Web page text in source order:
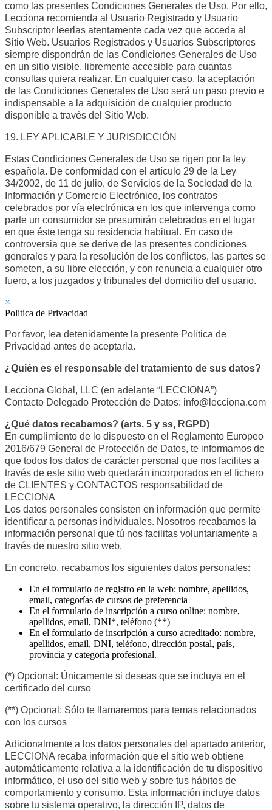
como las presentes Condiciones Generales de Uso. Por ello,
Lecciona recomienda al Usuario Registrado y Usuario
Subscriptor leerlas atentamente cada vez que acceda al
Sitio Web. Usuarios Registrados y Usuarios Subscriptores
siempre dispondrán de las Condiciones Generales de Uso
en un sitio visible, libremente accesible para cuantas
consultas quiera realizar. En cualquier caso, la aceptación
de las Condiciones Generales de Uso será un paso previo e
indispensable a la adquisición de cualquier producto
disponible a través del Sitio Web.
19. LEY APLICABLE Y JURISDICCIÓN
Estas Condiciones Generales de Uso se rigen por la ley
española. De conformidad con el artículo 29 de la Ley
34/2002, de 11 de julio, de Servicios de la Sociedad de la
Información y Comercio Electrónico, los contratos
celebrados por vía electrónica en los que intervenga como
parte un consumidor se presumirán celebrados en el lugar
en que éste tenga su residencia habitual. En caso de
controversia que se derive de las presentes condiciones
generales y para la resolución de los conflictos, las partes se
someten, a su libre elección, y con renuncia a cualquier otro
fuero, a los juzgados y tribunales del domicilio del usuario.
×
Politica de Privacidad
Por favor, lea detenidamente la presente Política de
Privacidad antes de aceptarla.
¿Quién es el responsable del tratamiento de sus datos?
Lecciona Global, LLC (en adelante “LECCIONA”)
Contacto Delegado Protección de Datos: info@lecciona.com
¿Qué datos recabamos? (arts. 5 y ss, RGPD)
En cumplimiento de lo dispuesto en el Reglamento Europeo
2016/679 General de Protección de Datos, te informamos de
que todos los datos de carácter personal que nos facilites a
través de este sitio web quedarán incorporados en el fichero
de CLIENTES y CONTACTOS responsabilidad de
LECCIONA
Los datos personales consisten en información que permite
identificar a personas individuales. Nosotros recabamos la
información personal que tú nos facilitas voluntariamente a
través de nuestro sitio web.
En concreto, recabamos los siguientes datos personales:
En el formulario de registro en la web: nombre, apellidos,
email, categorías de cursos de preferencia
En el formulario de inscripción a curso online: nombre,
apellidos, email, DNI*, teléfono (**)
En el formulario de inscripción a curso acreditado: nombre,
apellidos, email, DNI, teléfono, dirección postal, país,
provincia y categoría profesional.
(*) Opcional: Únicamente si deseas que se incluya en el
certificado del curso
(**) Opcional: Sólo te llamaremos para temas relacionados
con los cursos
Adicionalmente a los datos personales del apartado anterior,
LECCIONA recaba información que el sitio web obtiene
automáticamente relativa a la identificación de tu dispositivo
informático, el uso del sitio web y sobre tus hábitos de
comportamiento y consumo. Esta información incluye datos
sobre tu sistema operativo, la dirección IP, datos de